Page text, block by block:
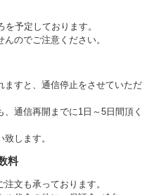
予定しております。
のでご注意ください。
ますと、通信停止をさせていただ
通信再開までに1日～5日間頂く
します。
料
文も承っております。